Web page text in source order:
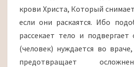
крови Христа, Который
если они раскаятся. Ибо
рассекает тело и
(человек) нуждается во
предотвращает